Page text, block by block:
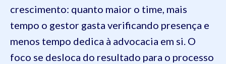
crescimento: quanto maior o time, mais
tempo o gestor gasta verificando presença e
menos tempo dedica à advocacia em si. O
foco se desloca do resultado para o processo